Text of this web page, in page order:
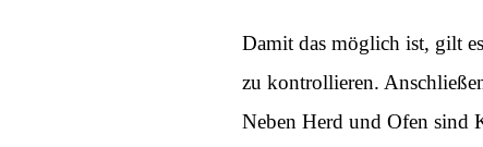
Damit das möglich ist, gilt
zu kontrollieren.
Neben Herd und Ofen sind